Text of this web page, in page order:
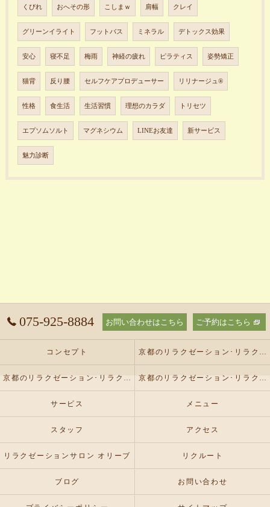
くびれ おへその形 こしまｗ 肩幅 クレイ
グリーンイライト フットバス ミネラル デトックス効果
安心 寝不足 梅雨 神経の疲れ ピラティス 姿勢矯正
猫背 反り腰 セルフケアプロデューサー リリナージュ®︎
性格 食生活 生活習慣 理想のカラダ トリセツ
エプソムソルト マグネシウム LINEお友達 新サービス
魅力診断
075-925-8884 お問い合わせはこちら ご予約はこちら
コンセプト 京都のリラクゼーション･リラクゼーションサロン オリーブの口コミ情報
京都のリラクゼーション･リラクゼーションサロン オリーブの評判 京都のリラクゼーション･リラクゼーションサロン オリーブのお客様の声
サービス メニュー
スタッフ アクセス
リラクゼーションサロン オリーブ リクルート
ブログ お問い合わせ